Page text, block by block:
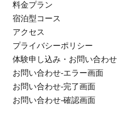
料金プラン
宿泊型コース
アクセス
プライバシーポリシー
体験申し込み・お問い合わせ
お問い合わせ-エラー画面
お問い合わせ-完了画面
お問い合わせ-確認画面